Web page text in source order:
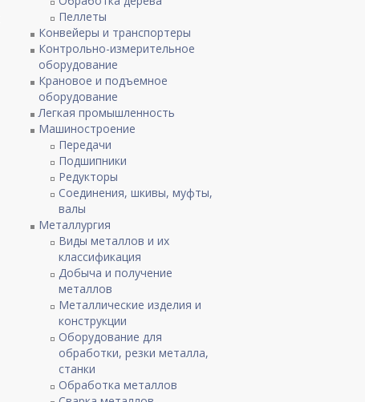
Пеллеты
Конвейеры и транспортеры
Контрольно-измерительное
оборудование
Крановое и подъемное
оборудование
Легкая промышленность
Машиностроение
Передачи
Подшипники
Редукторы
Соединения, шкивы, муфты,
валы
Металлургия
Виды металлов и их
классификация
Добыча и получение
металлов
Металлические изделия и
конструкции
Оборудование для
обработки, резки металла,
станки
Обработка металлов